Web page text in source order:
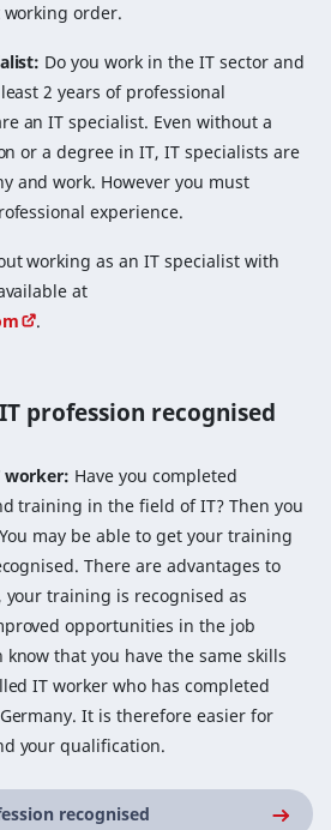
order.
Do you work in the IT sector and
2 years of professional
an IT specialist. Even without a
or a degree in IT, IT specialists are
and work. However you must
experience.
working as an IT specialist with
at
.
profession recognised
worker: Have you completed
training in the field of IT? Then you
may be able to get your training
There are advantages to
training is recognised as
opportunities in the job
that you have the same skills
IT worker who has completed
It is therefore easier for
your qualification.
recognised